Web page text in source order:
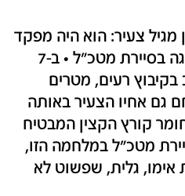
מגיל צעיר: הוא היה מפקד
סיירת צנחנים ומפקד פלגה בסיירת מטכ"ל • ב-7
רעים, מטרים
גם אחיו הצעיר באותה
קורץ הקצין המבטיח
מטכ"ל במלחמה הזו,
אימו, גלית, שפשוט לא